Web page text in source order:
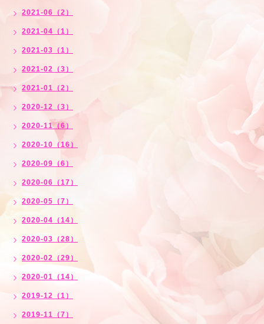
2021-06（2）
2021-04（1）
2021-03（1）
2021-02（3）
2021-01（2）
2020-12（3）
2020-11（6）
2020-10（16）
2020-09（6）
2020-06（17）
2020-05（7）
2020-04（14）
2020-03（28）
2020-02（29）
2020-01（14）
2019-12（1）
2019-11（7）